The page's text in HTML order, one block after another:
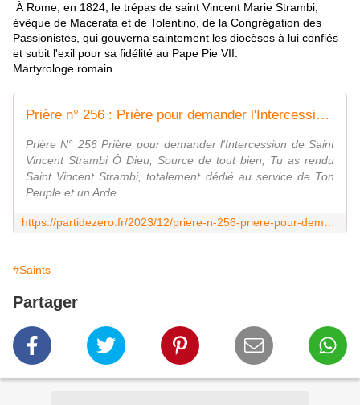
À Rome, en 1824, le trépas de saint Vincent Marie Strambi,
évêque de Macerata et de Tolentino, de la Congrégation des
Passionistes, qui gouverna saintement les diocèses à lui confiés
et subit l'exil pour sa fidélité au Pape Pie VII.
Martyrologe romain
Prière n° 256 : Prière pour demander l'Intercession de saint Vincent Strambi - manuel de prières de guérison, soins, grâces. trouvez la votre
Prière N° 256 Prière pour demander l'Intercession de Saint
Vincent Strambi Ô Dieu, Source de tout bien, Tu as rendu
Saint Vincent Strambi, totalement dédié au service de Ton
Peuple et un Arde...
#Saints
Partager